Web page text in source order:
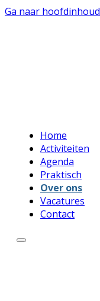
Ga naar hoofdinhoud
Home
Activiteiten
Agenda
Praktisch
Over ons
Vacatures
Contact